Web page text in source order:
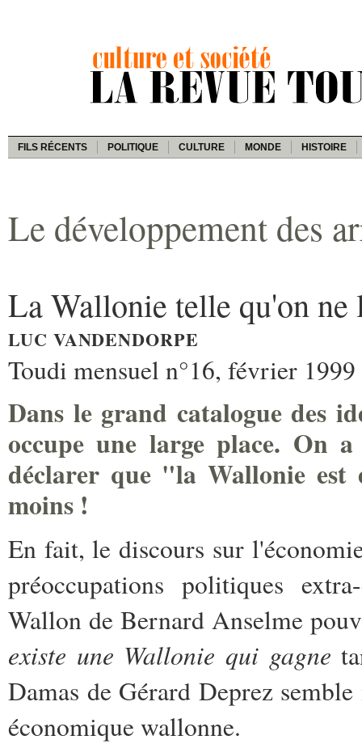
FILS RÉCENTS POLITIQUE CULTURE MONDE HISTOIRE
Le développement des
La Wallonie telle qu'on ne
LUC VANDENDORPE
Toudi mensuel n°16, février 1999
Dans le grand catalogue des
occupe une large place. On
déclarer que "la Wallonie est
moins !
En fait, le discours sur
préoccupations politiques
Wallon de Bernard Anselme
existe une Wallonie qui gagne
Damas de Gérard Deprez
économique wallonne.